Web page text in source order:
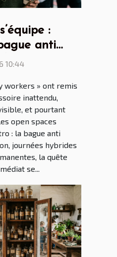
:
anti
les
10:44
workers » ont remis
inattendu,
et pourtant
open spaces
: la bague anti
journées hybrides
la quête
se...